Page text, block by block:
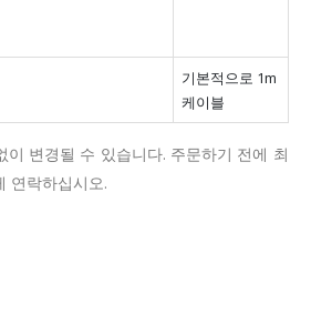
기본적으로 1m
케이블
변경될 수 있습니다. 주문하기 전에 최
연락하십시오.